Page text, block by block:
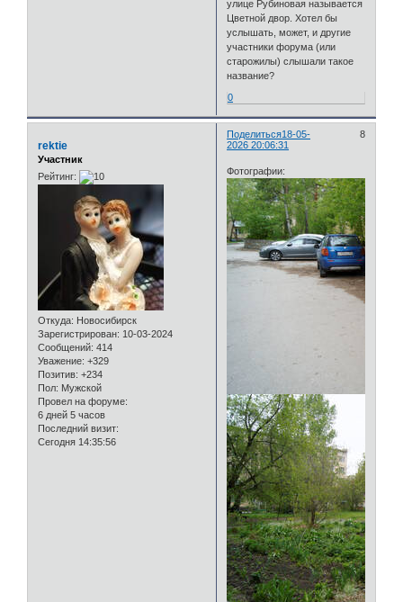
улице Рубиновая называется
Цветной двор. Хотел бы
услышать, может, и другие
участники форума (или
старожилы) слышали такое
название?
0
Поделиться 8
18-05-
2026 20:06:31
rektie
Участник
Рейтинг:
Откуда: Новосибирск
Зарегистрирован: 10-03-2024
Сообщений: 414
Уважение: +329
Позитив: +234
Пол: Мужской
Провел на форуме:
6 дней 5 часов
Последний визит:
Сегодня 14:35:56
Фотографии: